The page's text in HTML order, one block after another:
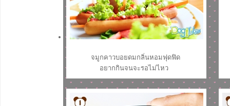
จมูกคาวบอยดมกลิ่นหอมฟุดฟิด
อยากกินจนจะรอไม่ไหว